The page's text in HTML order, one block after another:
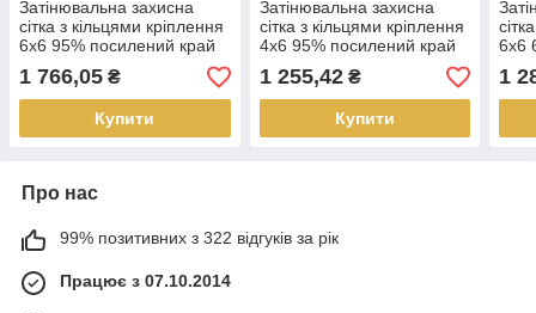
Затінювальна захисна
сітка з кільцями кріплення
6х6 95% посилений край
1 766,05 ₴
Купити
Затінювальна захисна
сітка з кільцями кріплення
4х6 95% посилений край
1 255,42₴
Купити
6х6
1
Про нас
99% позитивних з 322 відгуків за рік
Працює з 07.10.2014